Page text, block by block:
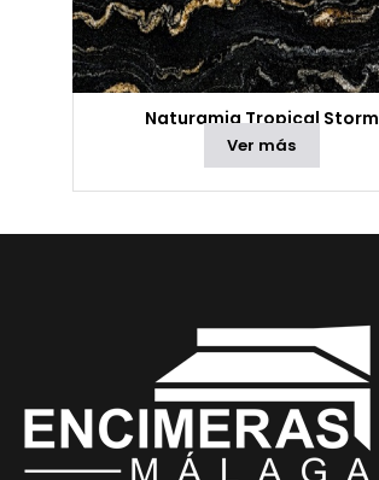
Naturamia Tropical Storm
Ver más